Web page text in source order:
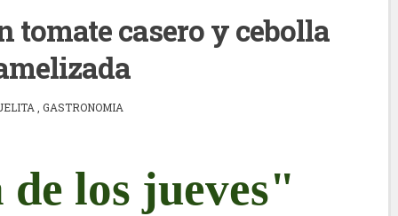
tomate casero y cebolla
GASTRONOMIA
los jueves"